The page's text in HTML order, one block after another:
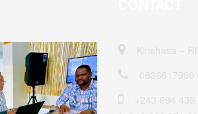
Kinshasa –
0836617990
+243 894